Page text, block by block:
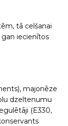
tā celšanai
iecienītos
majonēze
dzeltenumu
(E330,